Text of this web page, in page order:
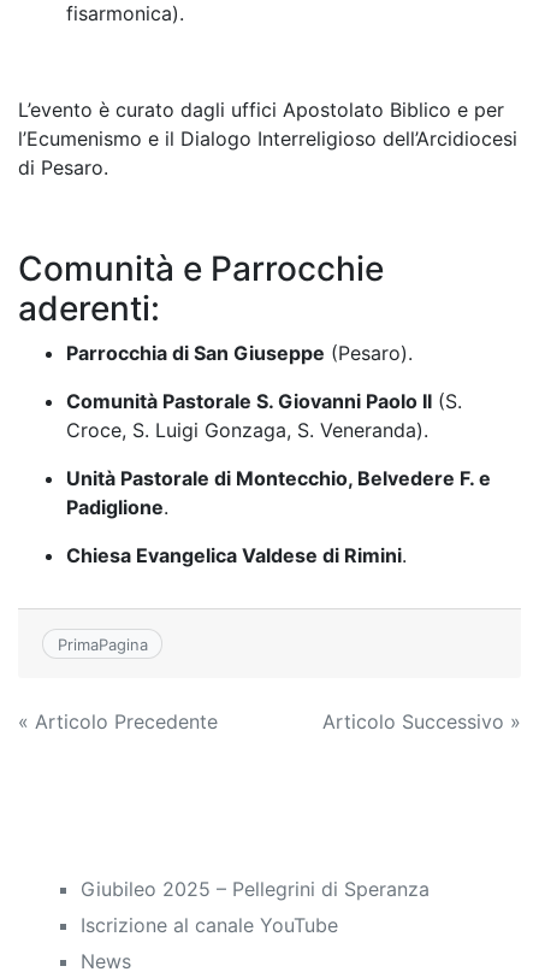
fisarmonica).
L’evento è curato dagli uffici Apostolato Biblico e per
l’Ecumenismo e il Dialogo Interreligioso dell’Arcidiocesi
di Pesaro.
Comunità e Parrocchie
aderenti:
Parrocchia di San Giuseppe (Pesaro).
Comunità Pastorale S. Giovanni Paolo II (S.
Croce, S. Luigi Gonzaga, S. Veneranda).
Unità Pastorale di Montecchio, Belvedere F. e
Padiglione.
Chiesa Evangelica Valdese di Rimini.
PrimaPagina
Navigazione
« Articolo Precedente Articolo Successivo »
Giubileo 2025 – Pellegrini di Speranza
Iscrizione al canale YouTube
News